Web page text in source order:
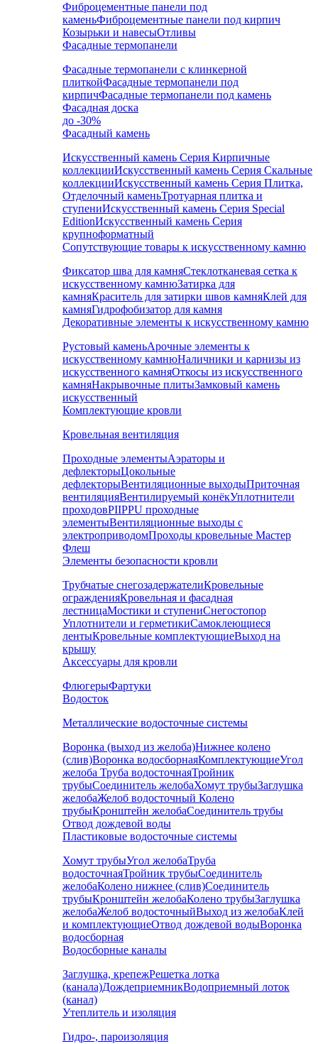
Фиброцементные панели под
каменьФиброцементные панели под кирпич
Козырьки и навесыОтливы
Фасадные термопанели
Фасадные термопанели с клинкерной
плиткойФасадные термопанели под
кирпичФасадные термопанели под камень
Фасадная доска
до -30%
Фасадный камень
Искусственный камень Серия Кирпичные
коллекцииИскусственный камень Серия Скальные
коллекцииИскусственный камень Серия Плитка,
Отделочный каменьТротуарная плитка и
ступениИскусственный камень Серия Special
EditionИскусственный камень Серия
крупноформатный
Сопутствующие товары к искусственному камню
Фиксатор шва для камняСтеклотканевая сетка к
искусственному камнюЗатирка для
камняКраситель для затирки швов камняКлей для
камняГидрофобизатор для камня
Декоративные элементы к искусственному камню
Рустовый каменьАрочные элементы к
искусственному камнюНаличники и карнизы из
искусственного камняОткосы из искусственного
камняНакрывочные плитыЗамковый камень
искусственный
Комплектующие кровли
Кровельная вентиляция
Проходные элементыАэраторы и
дефлекторыЦокольные
дефлекторыВентиляционные выходыПриточная
вентиляцияВентилируемый конёкУплотнители
проходовPIIPPU проходные
элементыВентиляционные выходы с
электроприводомПроходы кровельные Мастер
Флеш
Элементы безопасности кровли
Трубчатые снегозадержателиКровельные
огражденияКровельная и фасадная
лестницаМостики и ступениСнегостопор
Уплотнители и герметикиСамоклеющиеся
лентыКровельные комплектующиеВыход на
крышу
Аксессуары для кровли
ФлюгерыФартуки
Водосток
Металлические водосточные системы
Воронка (выход из желоба)Нижнее колено
(слив)Воронка водосборнаяКомплектующиеУгол
желоба Труба водосточнаяТройник
трубыСоединитель желобаХомут трубыЗаглушка
желобаЖелоб водосточный Колено
трубыКронштейн желобаСоединитель трубы
Отвод дождевой воды
Пластиковые водосточные системы
Хомут трубыУгол желобаТруба
водосточнаяТройник трубыСоединитель
желобаКолено нижнее (слив)Соединитель
трубыКронштейн желобаКолено трубыЗаглушка
желобаЖелоб водосточныйВыход из желобаКлей
и комплектующиеОтвод дождевой водыВоронка
водосборная
Водосборные каналы
Заглушка, крепежРешетка лотка
(канала)ДождеприемникВодоприемный лоток
(канал)
Утеплитель и изоляция
Гидро-, пароизоляция